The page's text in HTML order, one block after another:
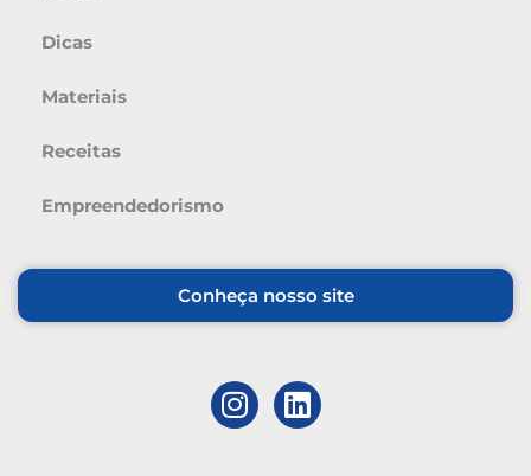
Dicas
Materiais
Receitas
Empreendedorismo
Conheça nosso site